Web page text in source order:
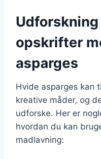
Udforskning
opskrifter
asparges
Hvide asparges kan
kreative måder, og
udforske. Her er
hvordan du kan
madlavning: